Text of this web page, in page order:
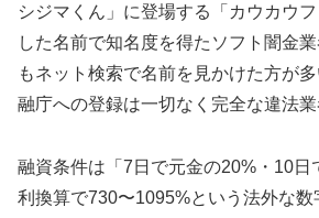
シジマくん」に登場する「カウカウ
した名前で知名度を得たソフト闇金
もネット検索で名前を見かけた方が
融庁への登録は一切なく完全な違法業
融資条件は「7日で元金の20%・10日
利換算で730〜1095%という法外な